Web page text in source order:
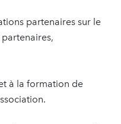
partenaires sur le
à la formation de